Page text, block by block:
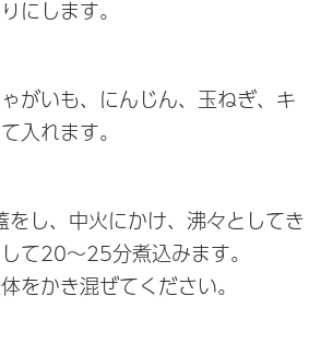
にします。
がいも、にんじん、玉ねぎ、キ
入れます。
し、中火にかけ、沸々としてき
て20～25分煮込みます。
をかき混ぜてください。